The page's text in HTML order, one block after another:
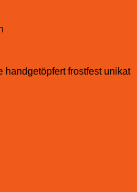
frostfest unikat